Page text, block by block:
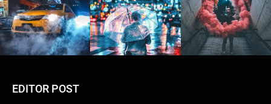
EDITOR POST